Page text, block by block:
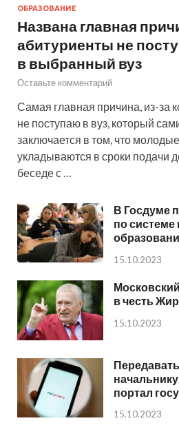
ОБРАЗОВАНИЕ
Названа главная
абитуриенты не
в выбранный вуз
Оставьте комментарий
Самая главная причина, из-за
не поступаю в вуз, который
заключается в том, что
укладываются в сроки подачи
беседе с …
В Госдуме
по
15.10.2023
в честь
15.10.2023
портал
15.10.2023